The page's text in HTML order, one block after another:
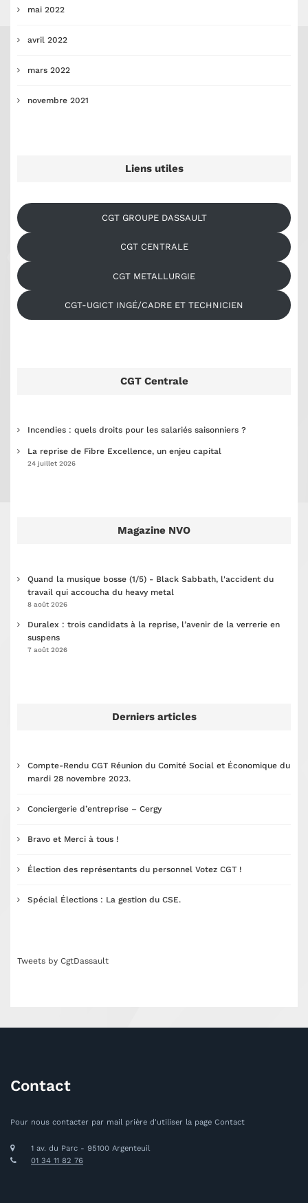
mai 2022
avril 2022
mars 2022
novembre 2021
Liens utiles
CGT GROUPE DASSAULT
CGT CENTRALE
CGT METALLURGIE
CGT-UGICT INGÉ/CADRE ET TECHNICIEN
CGT Centrale
Incendies : quels droits pour les salariés saisonniers ?
La reprise de Fibre Excellence, un enjeu capital
24 juillet 2026
Magazine NVO
Quand la musique bosse (1/5) - Black Sabbath, l'accident du
travail qui accoucha du heavy metal
8 août 2026
Duralex : trois candidats à la reprise, l’avenir de la verrerie en
suspens
7 août 2026
Derniers articles
Compte-Rendu CGT Réunion du Comité Social et Économique du
mardi 28 novembre 2023.
Conciergerie d’entreprise – Cergy
Bravo et Merci à tous !
Élection des représentants du personnel Votez CGT !
Spécial Élections : La gestion du CSE.
Tweets by CgtDassault
Contact
Pour nous contacter par mail prière d'utiliser la page Contact
1 av. du Parc - 95100 Argenteuil
01 34 11 82 76